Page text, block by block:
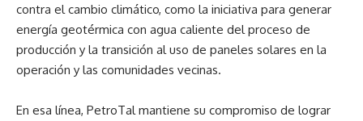
contra el cambio climático, como la iniciativa para generar
energía geotérmica con agua caliente del proceso de
producción y la transición al uso de paneles solares en la
operación y las comunidades vecinas.
En esa línea, PetroTal mantiene su compromiso de lograr